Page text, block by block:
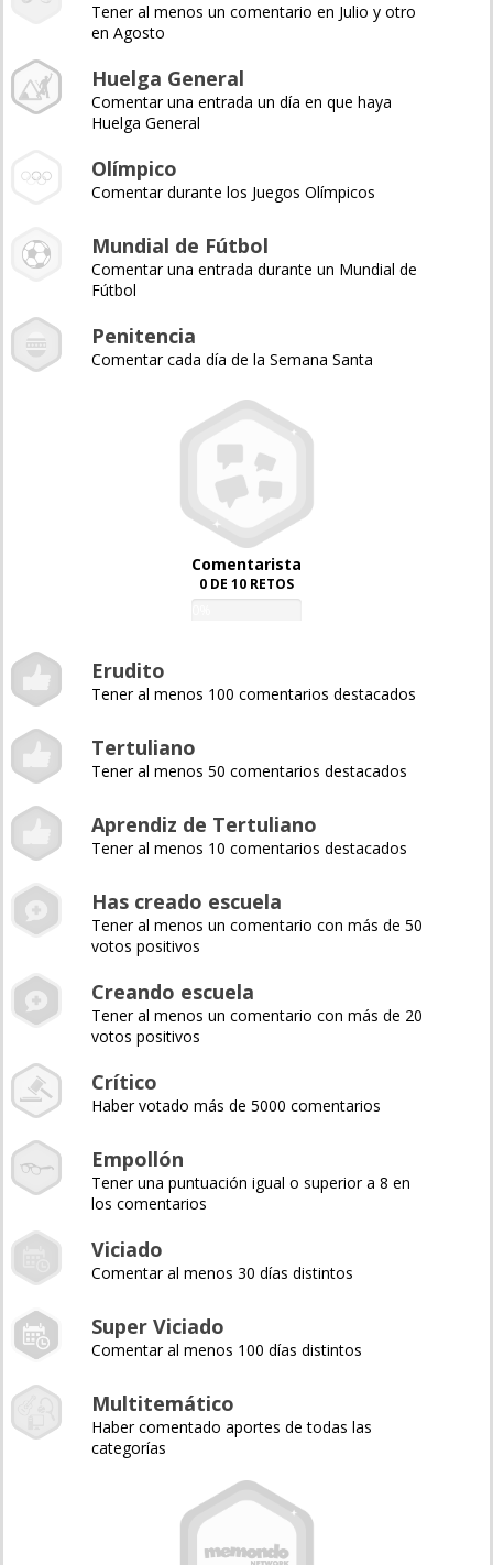
Tener al menos un comentario en Julio y otro
en Agosto
Huelga General
Comentar una entrada un día en que haya
Huelga General
Olímpico
Comentar durante los Juegos Olímpicos
Mundial de Fútbol
Comentar una entrada durante un Mundial de
Fútbol
Penitencia
Comentar cada día de la Semana Santa
Comentarista
0 DE 10 RETOS
Erudito
Tener al menos 100 comentarios destacados
Tertuliano
Tener al menos 50 comentarios destacados
Aprendiz de Tertuliano
Tener al menos 10 comentarios destacados
Has creado escuela
Tener al menos un comentario con más de 50
votos positivos
Creando escuela
Tener al menos un comentario con más de 20
votos positivos
Crítico
Haber votado más de 5000 comentarios
Empollón
Tener una puntuación igual o superior a 8 en
los comentarios
Viciado
Comentar al menos 30 días distintos
Super Viciado
Comentar al menos 100 días distintos
Multitemático
Haber comentado aportes de todas las
categorías